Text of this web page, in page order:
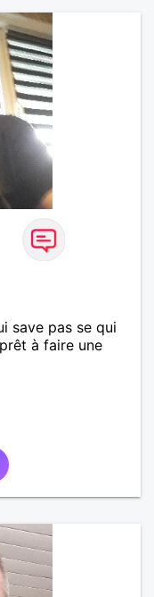
les fous rires
veulent,
de faire
save pas se qui
à faire une